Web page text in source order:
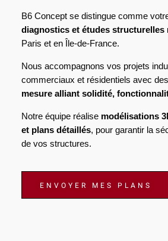
B6 Concept se distingue comme
diagnostics et études structurelles
Paris et en Île-de-France.
Nous accompagnons vos projets
commerciaux et résidentiels avec des
mesure alliant solidité,
Notre équipe réalise modélisations
et plans détaillés, pour garantir la
de vos structures.
ENVOYER MES PLANS